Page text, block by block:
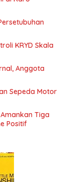
KRYD Skala
Anggota
Sepeda Motor
Tiga
Positif